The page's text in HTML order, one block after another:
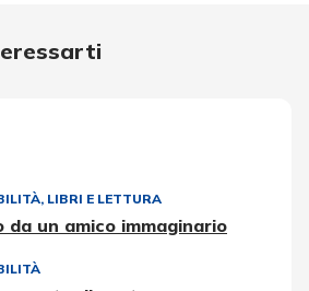
, LIBRI E LETTURA
un amico immaginario